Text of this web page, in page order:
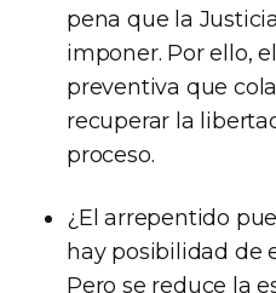
pena que la
imponer. Por ello,
preventiva que
recuperar la
proceso.
¿El arrepentido
hay posibilidad de
Pero se reduce la